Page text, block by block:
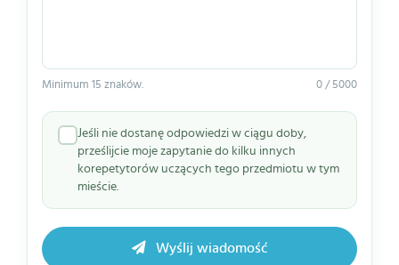
Minimum 15 znaków. 0 / 5000
Jeśli nie dostanę odpowiedzi w ciągu doby,
prześlijcie moje zapytanie do kilku innych
korepetytorów uczących tego przedmiotu w tym
mieście.
Wyślij wiadomość